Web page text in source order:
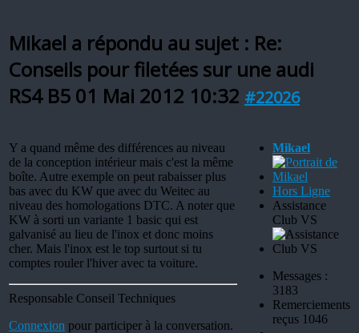
Mikael a répondu au sujet : Re:
Conseils pour filetées sur une audi
RS4 B5 01 Mai 2012 10:32 #22026
Y a quand même des différences au niveau
de la conception intérieur mais c'est la même
boîte. Autre exemple on peut rabaisser plus
bas avec du KW que avec du Weitec au
niveau des homologations DTC. A noter que
KW à sorti un variante 1 basic qui est
galvanisé au lieu de l'inox et donc moins
cher. Mais l'inox est le top surtout si tu
comptes rouler l'hiver avec ta voiture.
Responsable Conseil Techniques
Connexion pour participer à la conversation.
Mikael
Hors Ligne
Assistance
Club VS
Messages :
3183
Remerciements
reçus 1046